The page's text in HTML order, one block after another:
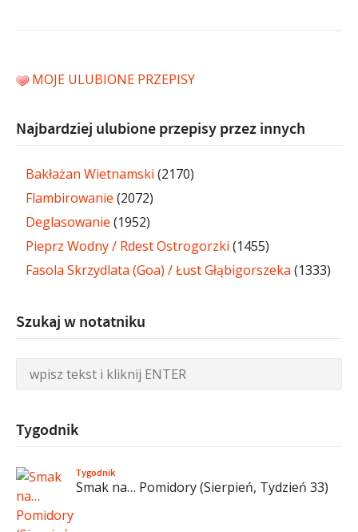
MOJE ULUBIONE PRZEPISY
Najbardziej ulubione przepisy przez innych
Bakłażan Wietnamski (2170)
Flambirowanie (2072)
Deglasowanie (1952)
Pieprz Wodny / Rdest Ostrogorzki (1455)
Fasola Skrzydlata (Goa) / Łust Głąbigorszeka (1333)
Szukaj w notatniku
Tygodnik
Tygodnik
Smak na… Pomidory (Sierpień, Tydzień 33)